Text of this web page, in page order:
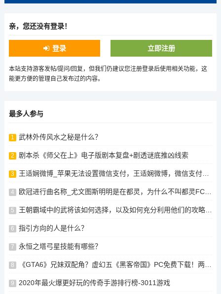
亲，您还没有登录！
登录 立即注册
本站支持游客发帖/提问/回复，但我们仍建议您注册登录后使用相关功能，这
能更方便的管理自己发布过的内容。
最多人参与
1 武林外传风水之秘是什么？
2 剧本杀《师父在上》电子版剧本复盘+剧透谜底推凶线索
3 王适娴微博_苹果无法设置微信支付，王适娴微博，微信支付未被苹果支持，王适娴微博显示无法设置微信支付，王适娴微博提示微信支付未被苹果支持，王适娴微博提示微信支付未被苹果支持，王适娴微博提示微信支付未被苹果支持
4 欧冠进行曲名称_尤文图斯明明是在都灵，为什么不叫都灵FC之类的，而是叫尤文图斯
5 王朝霸域中的武将该如何选择，以及如何充分利用他们的攻略？，王朝霸域，如何选择和利用武将的攻略策略，王朝霸域，选择与利用武将的攻略策略，王朝霸域，选将与攻略策略探析，揭秘王朝霸域，选将、攻略与策略探析
6 指引方向的人是什么？
7 永恒之塔弓星技能有哪些？
8 《GTA6》兄妹双配角？虚幻五《黑客帝国》PC免费下载！两款游戏免费领！
9 2020年最火爆更好玩的传奇手游排行榜-3011游戏